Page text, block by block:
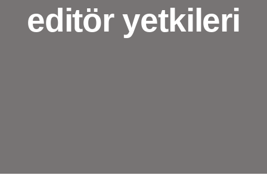
editör yetkileri